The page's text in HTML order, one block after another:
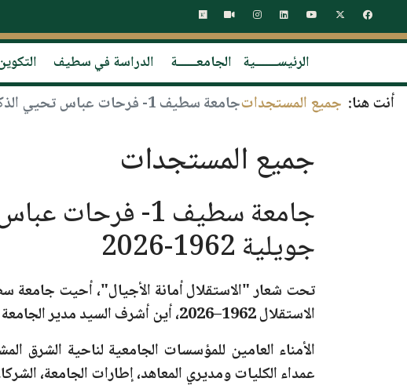
الرئيســـــــية الجامعــــــة الدراسة في سطيف
أنت هنا: جميع المستجداتجامعة سطيف 1- فرحات عباس تحيي الذكرى الرابعة والستين لعيد الاستقلال 05 جويلية 1962-2026
جميع المستجدات
جويلية 1962-2026
تحت شعار"الاستقلال أمانة الأجيال"، أحيت جامعة سطيف 1-
الاستقلال 1962–2026،
أين أشرف السيد مدير الجامعة
الأمناء العامين للمؤسسات الجامعية لناحية الشرق
عمداء الكليات ومديري المعاهد، إطارات الجامعة،